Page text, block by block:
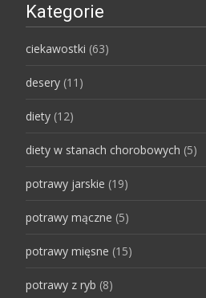
Kategorie
ciekawostki (63)
desery (11)
diety (12)
diety w stanach chorobowych (5)
potrawy jarskie (19)
potrawy mączne (5)
potrawy mięsne (15)
potrawy z ryb (8)